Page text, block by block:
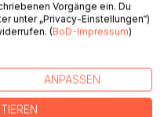
Hausdienst,
Ohrfeigen,
Vorgänge ein. Du
unter „Privacy-Einstellungen“)
(BoD-Impressum)
ANPASSEN